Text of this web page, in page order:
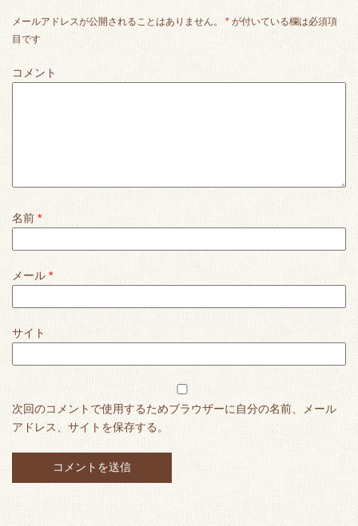
メールアドレスが公開されることはありません。 * が付いている欄は必須項
目です
コメント
名前 *
メール *
サイト
次回のコメントで使用するためブラウザーに自分の名前、メール
アドレス、サイトを保存する。